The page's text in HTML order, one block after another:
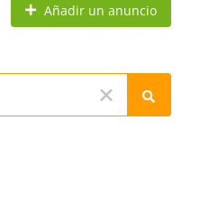
Añadir un anuncio